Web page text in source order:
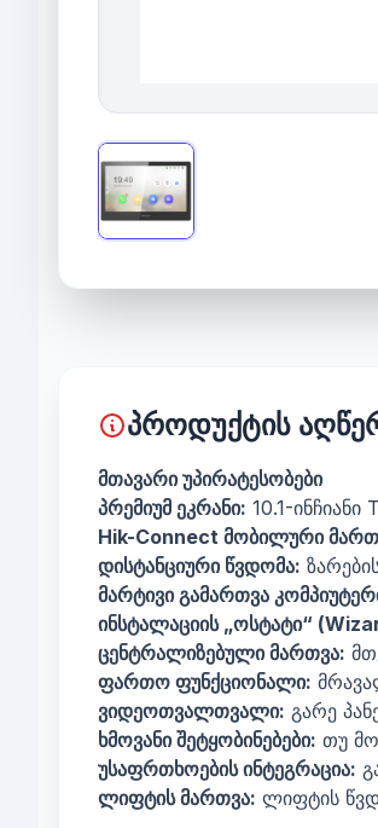
პროდუქტის
მთავარი უპირატესობები
პრემიუმ ეკრანი: 10.1-
Hik-Connect მობილური
დისტანციური წვდომა:
მარტივი გამართვა
ინსტალაციის „ოსტატი“
ცენტრალიზებული მართვა:
ფართო ფუნქციონალი:
ვიდეოთვალთვალი: გარე
ხმოვანი შეტყობინებები: თუ
უსაფრთხოების ინტეგრაცია:
ლიფტის მართვა: ლიფტის